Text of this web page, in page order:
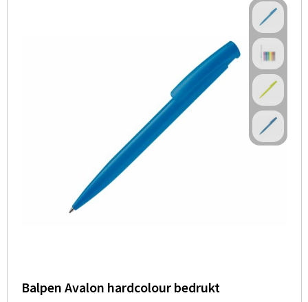
Balpen Avalon hardcolour bedrukt